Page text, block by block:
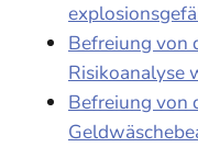
Befreiung von
Risikoanalyse
Befreiung von